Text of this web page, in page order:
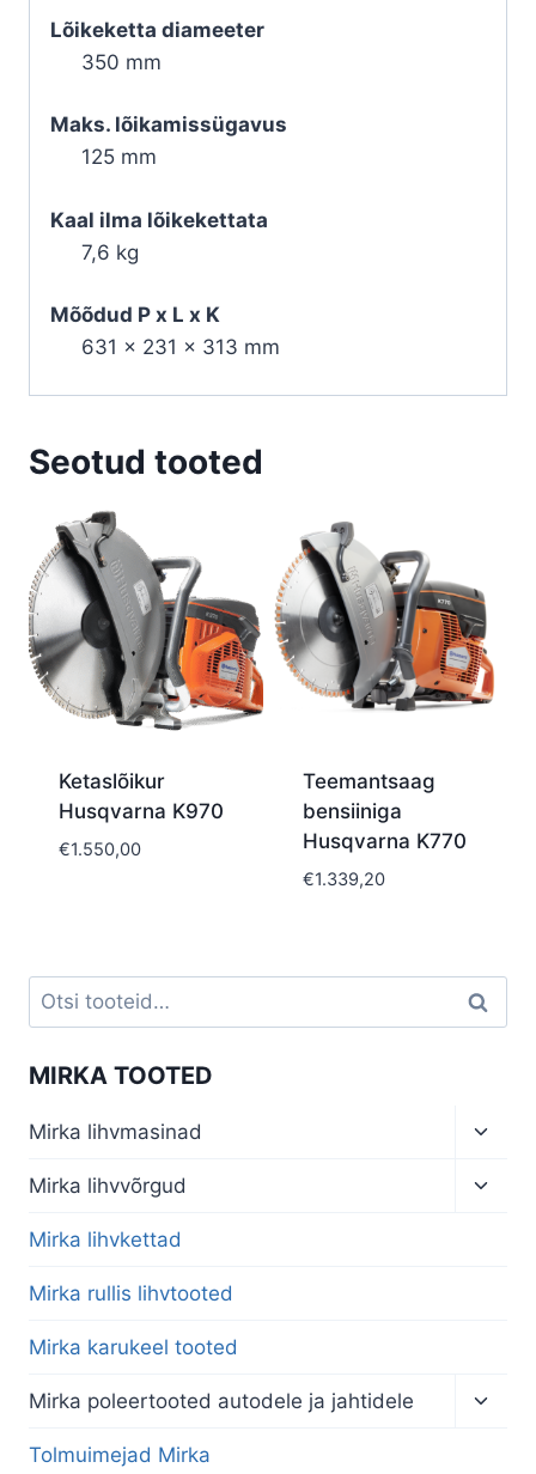
Lõikeketta diameeter
350 mm
Maks. lõikamissügavus
125 mm
Kaal ilma lõikekettata
7,6 kg
Mõõdud P x L x K
631 x 231 x 313 mm
Seotud tooted
Ketaslõikur
Husqvarna K970
€1.550,00
Teemantsaag
bensiiniga
Husqvarna K770
€1.339,20
Otsi: Otsi
MIRKA TOOTED
Mirka lihvmasinad
menu
Mirka lihvvõrgud
Mirka lihvkettad
Mirka rullis lihvtooted
Mirka karukeel tooted
Mirka poleertooted autodele ja jahtidele
Tolmuimejad Mirka